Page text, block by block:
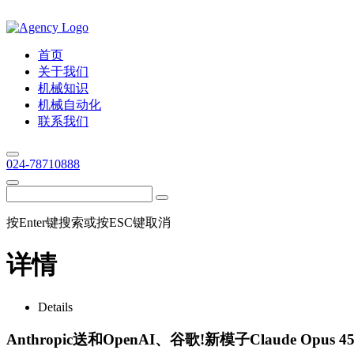
首页
关于我们
机械知识
机械自动化
联系我们
024-78710888
按Enter键搜索或按ESC键取消
详情
Details
Anthropic送和OpenAI、谷歌!新模子Claude Opus